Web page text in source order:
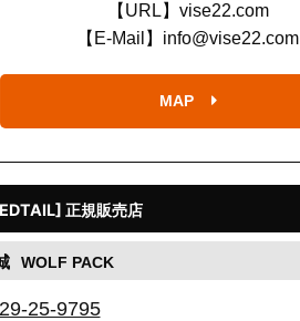
【URL】 vise22.com
【E-Mail】 info@vise22.com
MAP
正規販売店
WOLF PACK
25-9795